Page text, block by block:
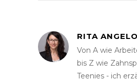
RITA
Von A wie
bis Z wie
Teenies - ich